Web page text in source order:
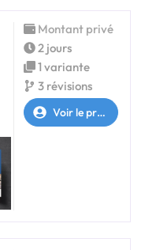
Montant privé
2 jours
1 variante
3 révisions
Voir le profil